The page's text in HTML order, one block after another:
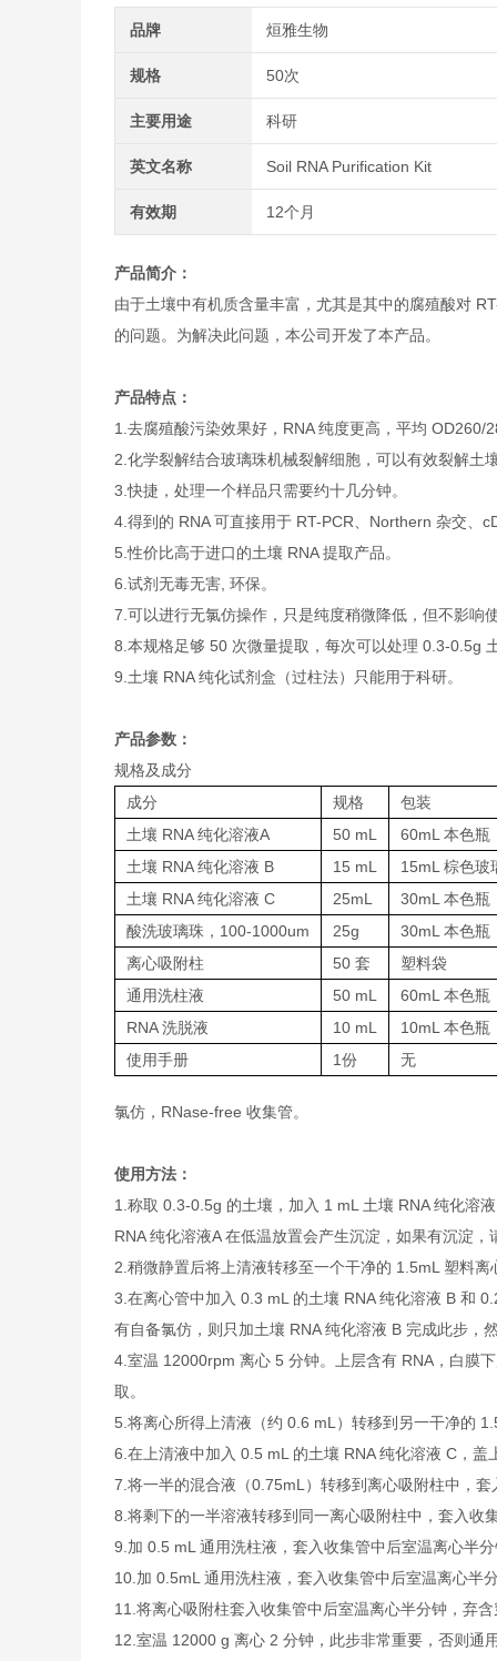
品牌 烜雅生物
规格 50次
主要用途 科研
英文名称 Soil RNA Purification Kit
有效期 12个月
产品简介：
由于土壤中有机质含量丰富，尤其是其中的腐殖酸对
的问题。为解决此问题，本公司开发了本产品。
产品特点：
1.去腐殖酸污染效果好，RNA 纯度更高，平均 OD260/
2.化学裂解结合玻璃珠机械裂解细胞，可以有效裂解土
3.快捷，处理一个样品只需要约十几分钟。
4.得到的 RNA 可直接用于 RT-PCR、Northern 杂交、
5.性价比高于进口的土壤 RNA 提取产品。
6.试剂无毒无害, 环保。
7.可以进行无氯仿操作，只是纯度稍微降低，但不影响
8.本规格足够 50 次微量提取，每次可以处理 0.3-0.5g
9.土壤 RNA 纯化试剂盒（过柱法）只能用于科研。
产品参数：
规格及成分
成分
规格
包装
土壤 RNA 纯化溶液A
50 mL
60mL 本色瓶
土壤 RNA 纯化溶液 B
15 mL
15mL 棕色玻
土壤 RNA 纯化溶液 C
25mL
30mL 本色瓶
酸洗玻璃珠，100-1000um
25g
30mL 本色瓶
离心吸附柱
50 套
塑料袋
通用洗柱液
50 mL
60mL 本色瓶
RNA 洗脱液
10 mL
10mL 本色瓶
使用手册
1份 无
氯仿，RNase-free 收集管。
使用方法：
1. 称取 0.3-0.5g 的土壤，加入 1 mL 土壤 RNA 纯化溶
RNA 纯化溶液A 在低温放置会产生沉淀，如果有沉淀
2. 稍微静置后将上清液转移至一个干净的 1.5mL 塑料离
3. 在离心管中加入 0.3 mL 的土壤 RNA 纯化溶液 B 和
有自备氯仿，则只加土壤 RNA 纯化溶液 B 完成此步，
4. 室温 12000rpm 离心 5 分钟。上层含有 RNA，白膜
取。
5. 将离心所得上清液（约 0.6 mL）转移到另一干净的
6. 在上清液中加入 0.5 mL 的土壤 RNA 纯化溶液 C，
7. 将一半的混合液（0.75mL）转移到离心吸附柱中，
8. 将剩下的一半溶液转移到同一离心吸附柱中，套入
9. 加 0.5 mL 通用洗柱液，套入收集管中后室温离心半
10. 加 0.5mL 通用洗柱液，套入收集管中后室温离心半
11. 将离心吸附柱套入收集管中后室温离心半分钟，弃
12. 室温 12000 g 离心 2 分钟，此步非常重要，否则通